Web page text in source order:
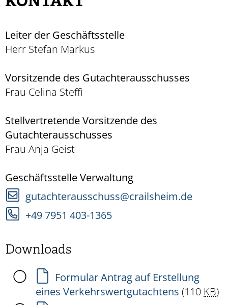
Leiter der Geschäftsstelle
Herr Stefan Markus
Vorsitzende des Gutachterausschusses
Frau Celina Steffi
Stellvertretende Vorsitzende des
Gutachterausschusses
Frau Anja Geist
Geschäftsstelle Verwaltung
gutachterausschuss@crailsheim.de
+49 7951 403-1365
Downloads
Formular Antrag auf Erstellung
eines Verkehrswertgutachtens (110 KB)